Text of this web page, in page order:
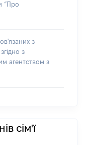
“Про
з
з
агентством з
сім'ї